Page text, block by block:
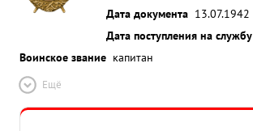
Дата документа 13.07.1942
Дата поступления на службу
Воинское звание капитан
Ещё